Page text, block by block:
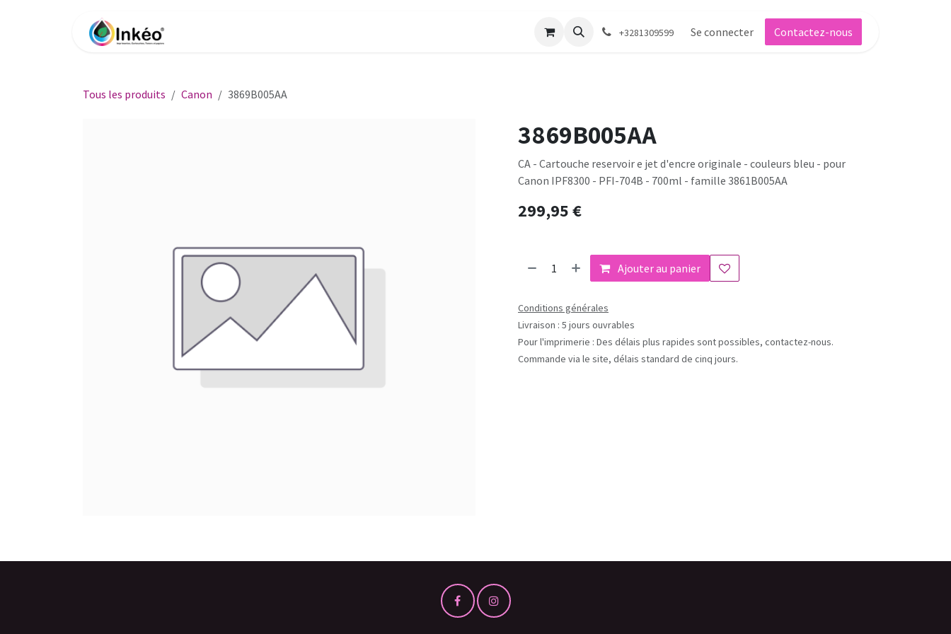
+3281309599 Se connecter Contactez-nous
Tous les produits Canon 3869B005AA
3869B005AA
CA - Cartouche reservoir e jet d'encre originale - couleurs bleu - pour
Canon IPF8300 - PFI-704B - 700ml - famille 3861B005AA
299,95€
Ajouter au panier
Conditions générales
Livraison : 5 jours ouvrables
Pour l'imprimerie : Des délais plus rapides sont possibles, contactez-nous.
Commande via le site, délais standard de cinq jours.